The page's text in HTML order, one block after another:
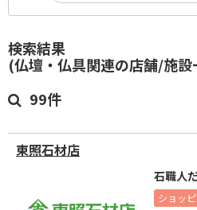
検索結果
(仏壇・仏具関連の店舗/施設
99件
東照石材店
石職人
ショッ